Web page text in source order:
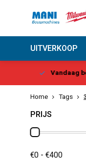
UITVERKOOP
Vandaag
Home Tags
PRIJS
€0 - €400